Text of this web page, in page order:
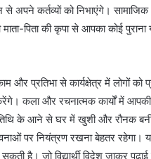
अपने कर्तव्यों को निभाएंगे।
पिता की कृपा से आपका कोई
प्रतिभा से कार्यक्षेत्र में लोगों
कला और रचनात्मक कार्यों में
के आने से घर में खुशी और रौनक बनी
पर नियंत्रण रखना बेहतर रहेगा।
सकती है। जो विद्यार्थी विदेश